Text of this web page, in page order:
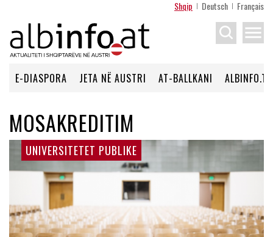
Shqip Deutsch Français
menu
E-DIASPORA JETA NË AUSTRI AT-BALLKANI ALBINFO.TV
MOSAKREDITIM
UNIVERSITETET PUBLIKE